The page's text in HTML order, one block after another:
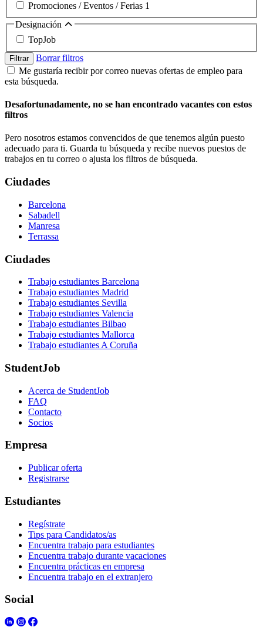
Promociones / Eventos / Ferias 1
Designación
TopJob
Filtrar
Borrar filtros
Me gustaría recibir por correo nuevas ofertas de empleo para
esta búsqueda.
Desafortunadamente, no se han encontrado vacantes con estos
filtros
Pero nosotros estamos convencidos de que tenemos algún puesto
adecuado para ti. Guarda tu búsqueda y recibe nuevos puestos de
trabajos en tu correo o ajusta los filtros de búsqueda.
Ciudades
Barcelona
Sabadell
Manresa
Terrassa
Ciudades
Trabajo estudiantes Barcelona
Trabajo estudiantes Madrid
Trabajo estudiantes Sevilla
Trabajo estudiantes Valencia
Trabajo estudiantes Bilbao
Trabajo estudiantes Mallorca
Trabajo estudiantes A Coruña
StudentJob
Acerca de StudentJob
FAQ
Contacto
Socios
Empresa
Publicar oferta
Registrarse
Estudiantes
Regístrate
Tips para Candidatos/as
Encuentra trabajo para estudiantes
Encuentra trabajo durante vacaciones
Encuentra prácticas en empresa
Encuentra trabajo en el extranjero
Social